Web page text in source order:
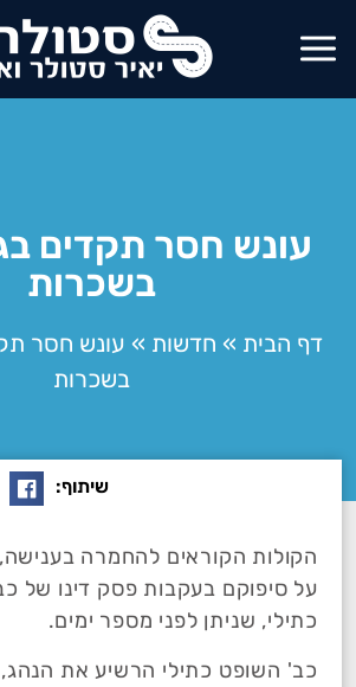
עונש חסר תקדים
בשכרות
דף הבית » חדשות » עונש חסר
בשכרות
שיתוף:
הקולות הקוראים להחמרה
על סיפוקם בעקבות פסק דינו של
כתילי, שניתן לפני מספר ימים.
כב' השופט כתילי הרשיע את הנהג,